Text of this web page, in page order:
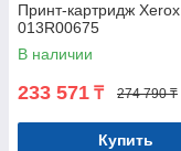
Принт-картридж Xerox
013R00675
В наличии
233 571 ₸ 274 790 ₸
Купить